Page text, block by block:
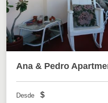
Ana & Pedro
Desde $